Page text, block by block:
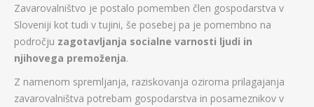
Zavarovalništvo je postalo pomemben člen gospodarstva v
Sloveniji kot tudi v tujini, še posebej pa je pomembno na
področju zagotavljanja socialne varnosti ljudi in
njihovega premoženja.
Z namenom spremljanja, raziskovanja oziroma prilagajanja
zavarovalništva potrebam gospodarstva in posameznikov v